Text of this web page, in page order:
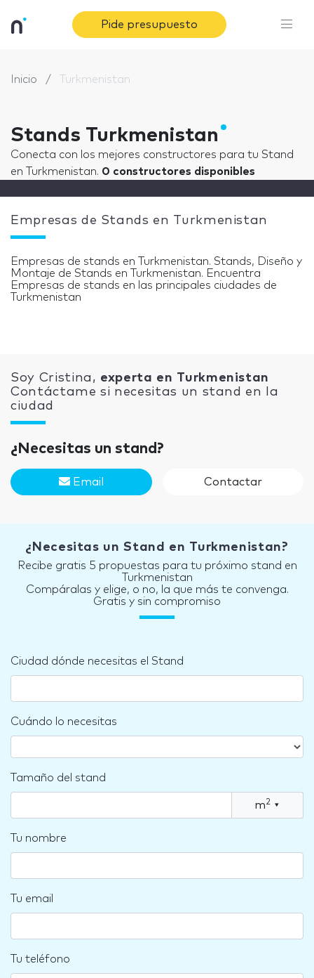
Pide presupuesto
Inicio Turkmenistan
Stands Turkmenistan
Conecta con los mejores constructores para tu Stand
en Turkmenistan. 0 constructores disponibles
Empresas de Stands en Turkmenistan
Empresas de stands en Turkmenistan. Stands, Diseño y
Montaje de Stands en Turkmenistan. Encuentra
Empresas de stands en las principales ciudades de
Turkmenistan
Soy Cristina, experta en Turkmenistan
Contáctame si necesitas un stand en la
ciudad
¿Necesitas un stand?
Email Contactar
¿Necesitas un Stand en Turkmenistan?
Recibe gratis 5 propuestas para tu próximo stand en
Turkmenistan
Compáralas y elige, o no, la que más te convenga.
Gratis y sin compromiso
Ciudad dónde necesitas el Stand
Cuándo lo necesitas
Tamaño del stand
m2 ▾
Tu nombre
Tu email
Tu teléfono